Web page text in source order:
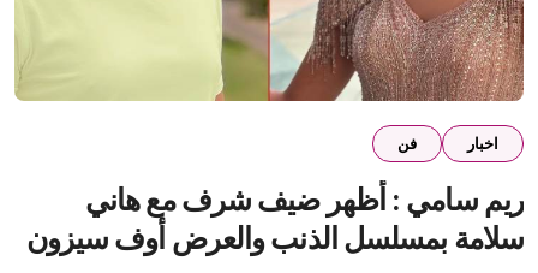
اخبار فن
ريم سامي : أظهر ضيف شرف مع هاني
سلامة بمسلسل الذنب والعرض أوف سيزون